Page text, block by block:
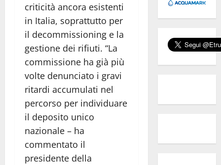
criticità ancora esistenti
in Italia, soprattutto per
il decommissioning e la
gestione dei rifiuti. “La
commissione ha già più
volte denunciato i gravi
ritardi accumulati nel
percorso per individuare
il deposito unico
nazionale – ha
commentato il
presidente della